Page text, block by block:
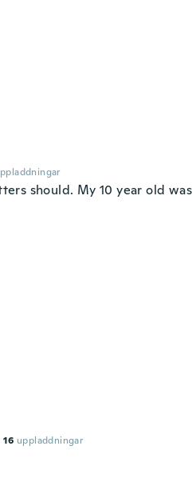
should. My 10 year old
16 uppladdningar